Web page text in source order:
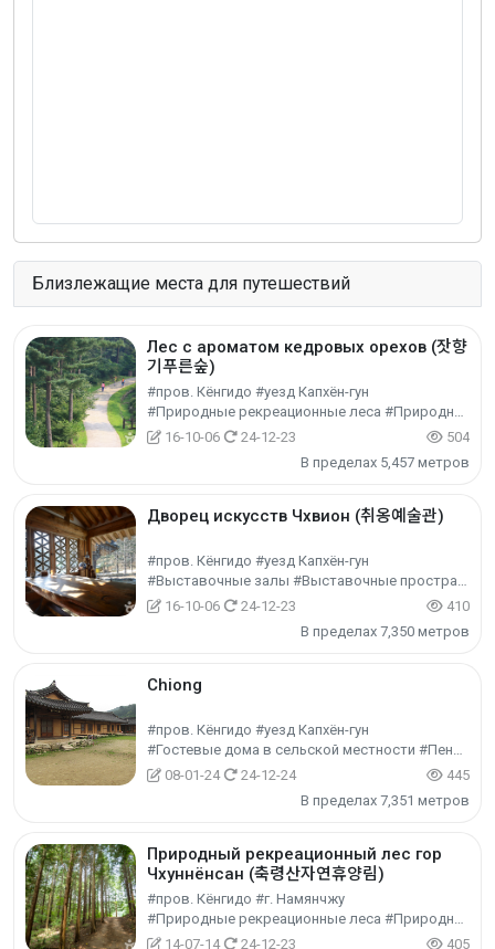
Близлежащие места для путешествий
Лес с ароматом кедровых орехов (잣향
기푸른숲)
#пров. Кёнгидо #уезд Капхён-гун
#Природные рекреационные леса #Природные парки #Природный туризм
16-10-06
24-12-23
504
В пределах 5,457 метров
Дворец искусств Чхвион (취옹예술관)
#пров. Кёнгидо #уезд Капхён-гун
#Выставочные залы #Выставочные пространства #Культурный туризм
16-10-06
24-12-23
410
В пределах 7,350 метров
Chiong
#пров. Кёнгидо #уезд Капхён-гун
#Гостевые дома в сельской местности #Пеншён / Минба #Проживание
08-01-24
24-12-24
445
В пределах 7,351 метров
Природный рекреационный лес гор
Чхуннёнсан (축령산자연휴양림)
#пров. Кёнгидо #г. Намянчжу
#Природные рекреационные леса #Природные парки #Природный туризм
14-07-14
24-12-23 405